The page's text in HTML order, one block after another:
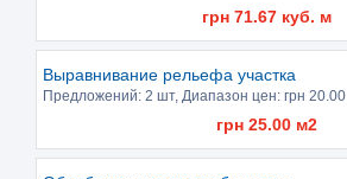
грн 71.67куб. м
Выравнивание рельефа участка
Предложений: 2 шт, Диапазон цен: грн 20.00
грн 25.00м2